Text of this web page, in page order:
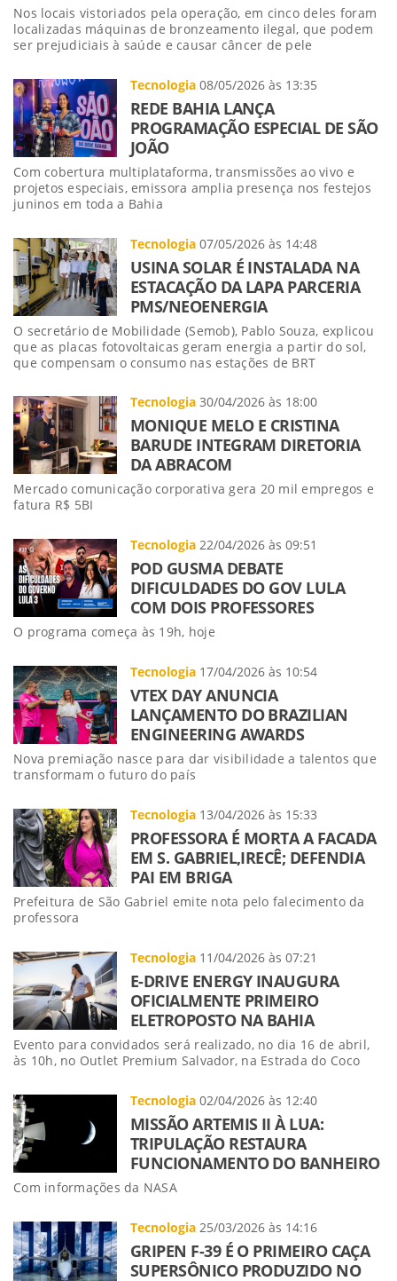
Nos locais vistoriados pela operação, em cinco deles foram
localizadas máquinas de bronzeamento ilegal, que podem
ser prejudiciais à saúde e causar câncer de pele
Tecnologia 08/05/2026 às 13:35
REDE BAHIA LANÇA
PROGRAMAÇÃO ESPECIAL DE SÃO
JOÃO
Com cobertura multiplataforma, transmissões ao vivo e
projetos especiais, emissora amplia presença nos festejos
juninos em toda a Bahia
Tecnologia 07/05/2026 às 14:48
USINA SOLAR É INSTALADA NA
ESTACAÇÃO DA LAPA PARCERIA
PMS/NEOENERGIA
O secretário de Mobilidade (Semob), Pablo Souza, explicou
que as placas fotovoltaicas geram energia a partir do sol,
que compensam o consumo nas estações de BRT
Tecnologia 30/04/2026 às 18:00
MONIQUE MELO E CRISTINA
BARUDE INTEGRAM DIRETORIA
DA ABRACOM
Mercado comunicação corporativa gera 20 mil empregos e
fatura R$ 5BI
Tecnologia 22/04/2026 às 09:51
POD GUSMA DEBATE
DIFICULDADES DO GOV LULA
COM DOIS PROFESSORES
O programa começa às 19h, hoje
Tecnologia 17/04/2026 às 10:54
VTEX DAY ANUNCIA
LANÇAMENTO DO BRAZILIAN
ENGINEERING AWARDS
Nova premiação nasce para dar visibilidade a talentos que
transformam o futuro do país
Tecnologia 13/04/2026 às 15:33
PROFESSORA É MORTA A FACADA
EM S. GABRIEL,IRECÊ; DEFENDIA
PAI EM BRIGA
Prefeitura de São Gabriel emite nota pelo falecimento da
professora
Tecnologia 11/04/2026 às 07:21
E-DRIVE ENERGY INAUGURA
OFICIALMENTE PRIMEIRO
ELETROPOSTO NA BAHIA
Evento para convidados será realizado, no dia 16 de abril,
às 10h, no Outlet Premium Salvador, na Estrada do Coco
Tecnologia 02/04/2026 às 12:40
MISSÃO ARTEMIS II À LUA:
TRIPULAÇÃO RESTAURA
FUNCIONAMENTO DO BANHEIRO
Com informações da NASA
Tecnologia 25/03/2026 às 14:16
GRIPEN F-39 É O PRIMEIRO CAÇA
SUPERSÔNICO PRODUZIDO NO